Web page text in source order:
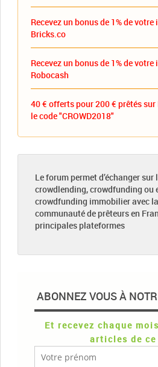
Recevez un bonus de 1% de
Bricks.co
Recevez un bonus de 1% de
Robocash
40 € offerts pour 200 € prêtés
le code "CROWD2018"
Le forum permet d’échanger sur
crowdlending, crowdfunding ou
crowdfunding immobilier avec
communauté de prêteurs en
principales plateformes
ABONNEZ VOUS À
Et recevez chaque
articles de ce